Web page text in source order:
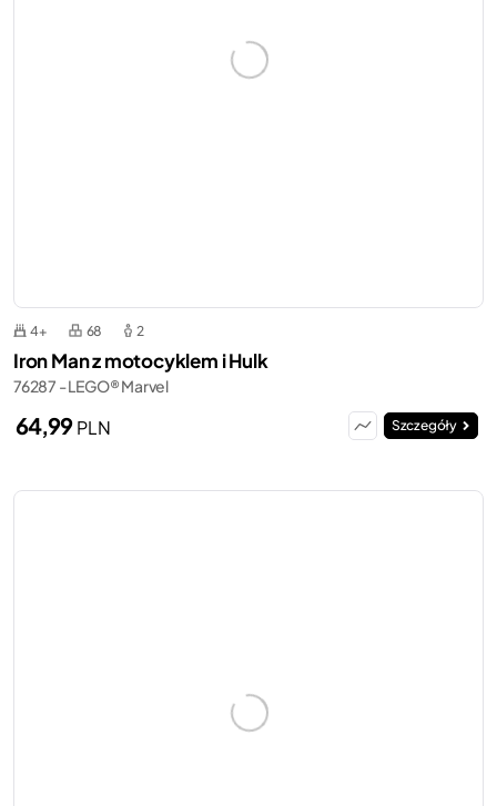
4+ 68 2
Iron Man z motocyklem i Hulk
76287 - LEGO® Marvel
64,99PLN Szczegóły